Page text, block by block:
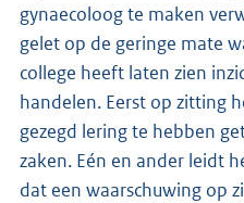
gynaecoloog te maken
gelet op de geringe mate
college heeft laten zien
handelen. Eerst op zitting
gezegd lering te hebben
zaken. Eén en ander leidt
dat een waarschuwing op